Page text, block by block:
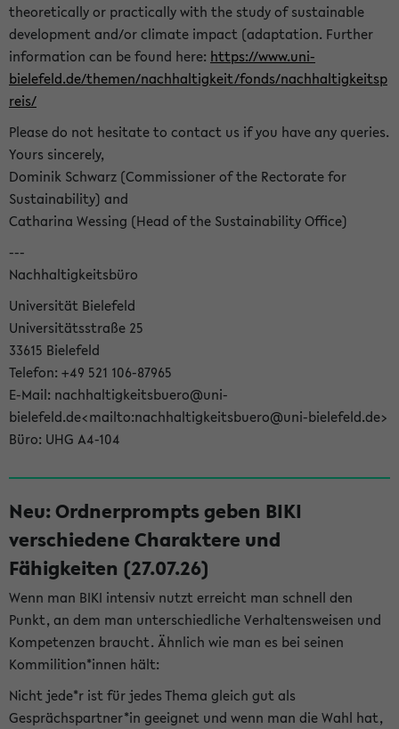
theoretically or practically with the study of sustainable
development and/or climate impact (adaptation. Further
information can be found here: https://www.uni-
bielefeld.de/themen/nachhaltigkeit/fonds/nachhaltigkeitsp
reis/
Please do not hesitate to contact us if you have any queries.
Yours sincerely,
Dominik Schwarz (Commissioner of the Rectorate for
Sustainability) and
Catharina Wessing (Head of the Sustainability Office)
---
Nachhaltigkeitsbüro
Universität Bielefeld
Universitätsstraße 25
33615 Bielefeld
Telefon: +49 521 106-87965
E-Mail: nachhaltigkeitsbuero@uni-
bielefeld.de<mailto:nachhaltigkeitsbuero@uni-bielefeld.de>
Büro: UHG A4-104
Neu: Ordnerprompts geben BIKI
verschiedene Charaktere und
Fähigkeiten (27.07.26)
Wenn man BIKI intensiv nutzt erreicht man schnell den
Punkt, an dem man unterschiedliche Verhaltensweisen und
Kompetenzen braucht. Ähnlich wie man es bei seinen
Kommilition*innen hält:
Nicht jede*r ist für jedes Thema gleich gut als
Gesprächspartner*in geeignet und wenn man die Wahl hat,